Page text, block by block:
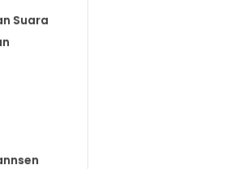
Suara